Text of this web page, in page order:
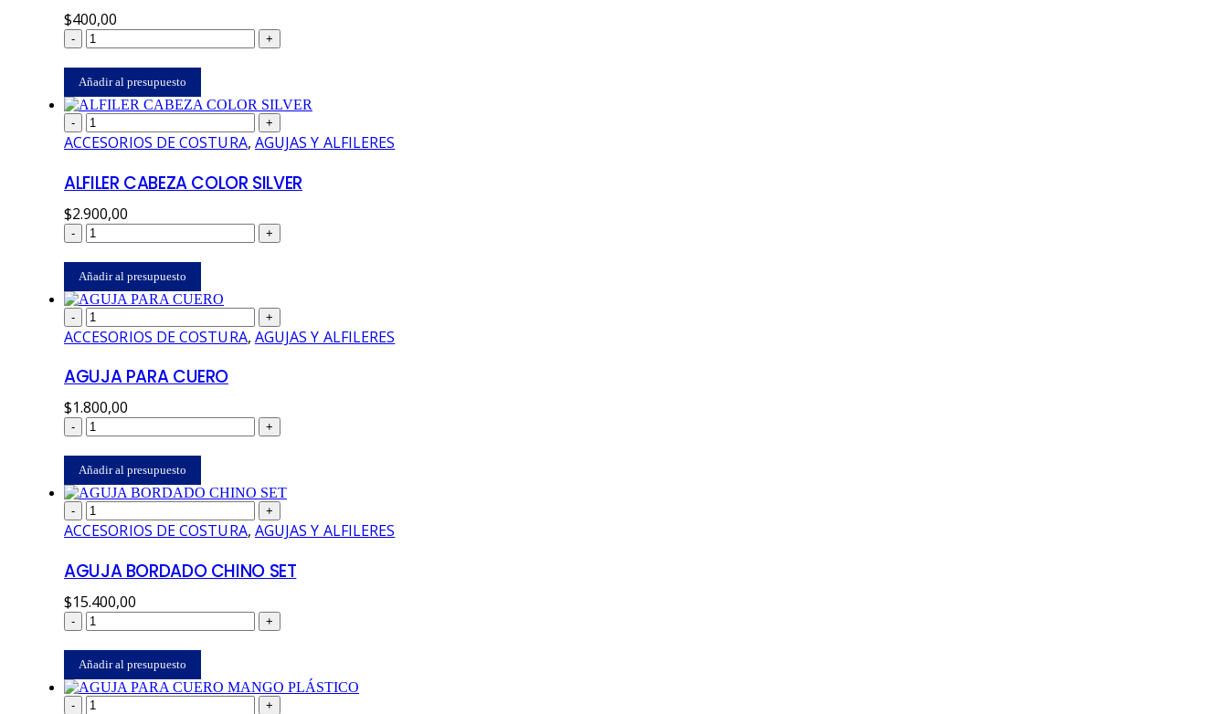
$400,00
- +
Añadir al presupuesto
- +
ACCESORIOS DE COSTURA, AGUJAS Y ALFILERES
ALFILER CABEZA COLOR SILVER
$2.900,00
- +
Añadir al presupuesto
- +
ACCESORIOS DE COSTURA, AGUJAS Y ALFILERES
AGUJA PARA CUERO
$1.800,00
- +
Añadir al presupuesto
- +
ACCESORIOS DE COSTURA, AGUJAS Y ALFILERES
AGUJA BORDADO CHINO SET
$15.400,00
- +
Añadir al presupuesto
- +